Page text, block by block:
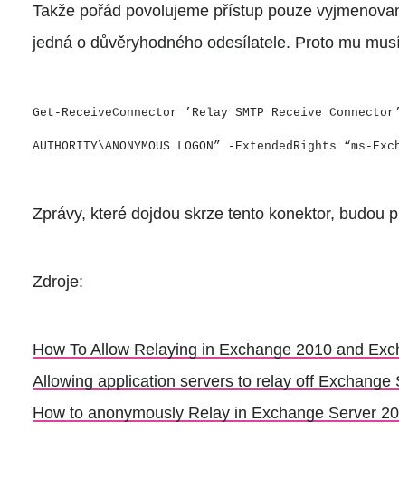
Takže pořád povolujeme přístup pouze
jedná o důvěryhodného odesílatele. Proto mu
Get-ReceiveConnector ’Relay SMTP Receive
AUTHORITY\ANONYMOUS LOGON” -ExtendedRights “ms-
Zprávy, které dojdou skrze tento konektor, budou
Zdroje:
How To Allow Relaying in Exchange 2010 and
Allowing application servers to relay off Exchange
How to anonymously Relay in Exchange Server